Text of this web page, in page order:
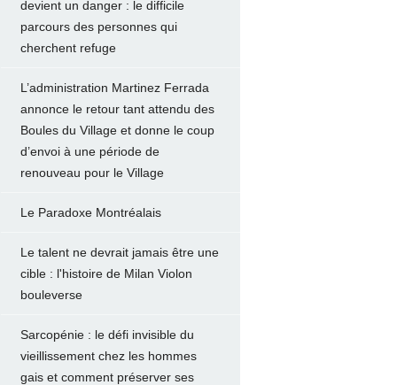
devient un danger : le difficile
parcours des personnes qui
cherchent refuge
L’administration Martinez Ferrada
annonce le retour tant attendu des
Boules du Village et donne le coup
d’envoi à une période de
renouveau pour le Village
Le Paradoxe Montréalais
Le talent ne devrait jamais être une
cible : l'histoire de Milan Violon
bouleverse
Sarcopénie : le défi invisible du
vieillissement chez les hommes
gais et comment préserver ses